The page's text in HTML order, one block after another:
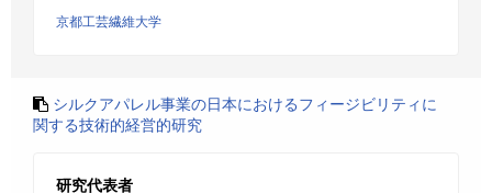
京都工芸繊維大学
シルクアパレル事業の日本におけるフィージビリティに
関する技術的経営的研究
研究代表者